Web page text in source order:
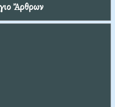
Ἄρθρων